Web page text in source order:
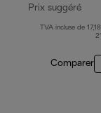
Prix suggéré
TVA incluse de
Comparer